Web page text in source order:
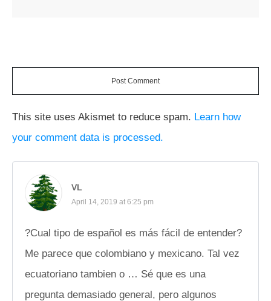
Post Comment
This site uses Akismet to reduce spam. Learn how
your comment data is processed.
VL
April 14, 2019 at 6:25 pm
?Cual tipo de español es más fácil de entender?
Me parece que colombiano y mexicano. Tal vez
ecuatoriano tambien o … Sé que es una
pregunta demasiado general, pero algunos